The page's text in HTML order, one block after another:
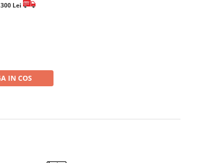
Lei
IN COS